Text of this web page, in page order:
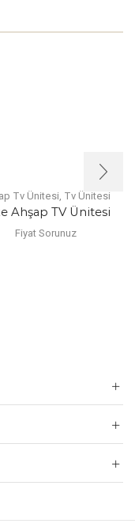
Tv Ünitesi Tv Ünitesi
Ahşap TV Ünitesi
Fiyat Sorunuz